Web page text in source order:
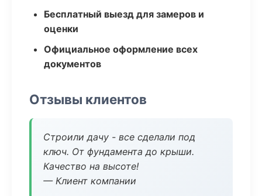
Бесплатный выезд для замеров и
оценки
Официальное оформление всех
документов
Отзывы клиентов
Строили дачу - все сделали под
ключ. От фундамента до крыши.
Качество на высоте!
— Клиент компании